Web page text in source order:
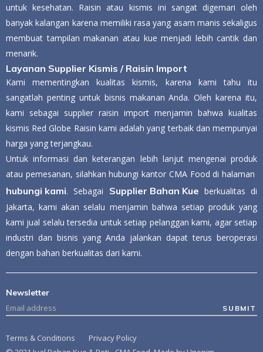
untuk kesehatan. Raisin atau kismis ini sangat digemari oleh
banyak kalangan karena memiliki rasa yang asam manis sekaligus
membuat tampilan makanan atau kue menjadi lebih cantik dan
menarik.
Layanan Supplier Kismis / Raisin Import
Kami mementingkan kualitas kismis, karena kami tahu itu
sangatlah penting untuk bisnis makanan Anda. Oleh karena itu,
kami sebagai supplier raisin import menjamin bahwa kualitas
kismis Red Globe Raisin kami adalah yang terbaik dan mempunyai
harga yang terjangkau.
Untuk informasi dan keterangan lebih lanjut mengenai produk
atau pemesanan, silahkan hubungi kantor CMA Food di halaman
hubungi kami. Sebagai Supplier Bahan Kue berkualitas di
Jakarta, kami akan selalu menjamin bahwa setiap produk yang
kami jual selalu tersedia untuk setiap pelanggan kami, agar setiap
industri dan bisnis yang Anda jalankan dapat terus beroperasi
dengan bahan berkualitas dari kami.
Newsletter
SUBMIT
Terms & Conditions
Privacy Policy